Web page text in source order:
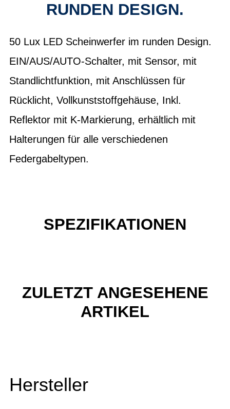
RUNDEN DESIGN.
50 Lux LED Scheinwerfer im runden Design.
EIN/AUS/AUTO-Schalter, mit Sensor, mit
Standlichtfunktion, mit Anschlüssen für
Rücklicht, Vollkunststoffgehäuse, Inkl.
Reflektor mit K-Markierung, erhältlich mit
Halterungen für alle verschiedenen
Federgabeltypen.
SPEZIFIKATIONEN
ZULETZT ANGESEHENE
ARTIKEL
Hersteller